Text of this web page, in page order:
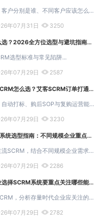
客户从哪里来、客户分别是谁、不同客户应该怎么运营，围绕这三个问题，艾客SCRM通过渠道活码、自动打标和运营SOP，帮助企业建立从流量承接、客户识别...
年07月31日 3250
私域SCRM怎么选？2026全方位选型与避坑指南｜艾客SCRM
选型标准与常见陷阱...
年07月29日 2587
电商行业企微SCRM怎么选？艾客SCRM订单打通与复购能力解析
对比订单打通、自动打标、购后SOP与复购运营能力，突出艾客SCRM在电商全链路客户经营中的优势...
年07月29日 3230
2026年SCRM系统选型指南：不同规模企业重点关注哪些能力？
本文对市面上主流SCRM，结合不同规模企业需求给出选型建议...
年07月29日 2286
存量时代，企业选择SCRM系统要重点关注哪些能力？
对比多款主流SCRM，分析存量时代企业应关注的数据连接、客户分层、自动化SOP与复购归因能力...
年07月29日 2782